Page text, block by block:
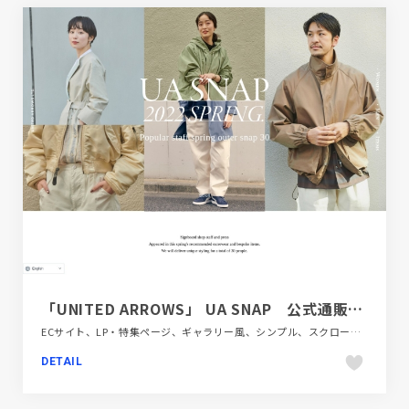
「UNITED ARROWS」 UA SNAP 公式通販内特集
ECサイト、LP・特集ページ、ギャラリー風、シンプル、スクロールエフェクト、ナチュラル、ファッション・ビューティー、ホワイト系、大きめ写真
DETAIL